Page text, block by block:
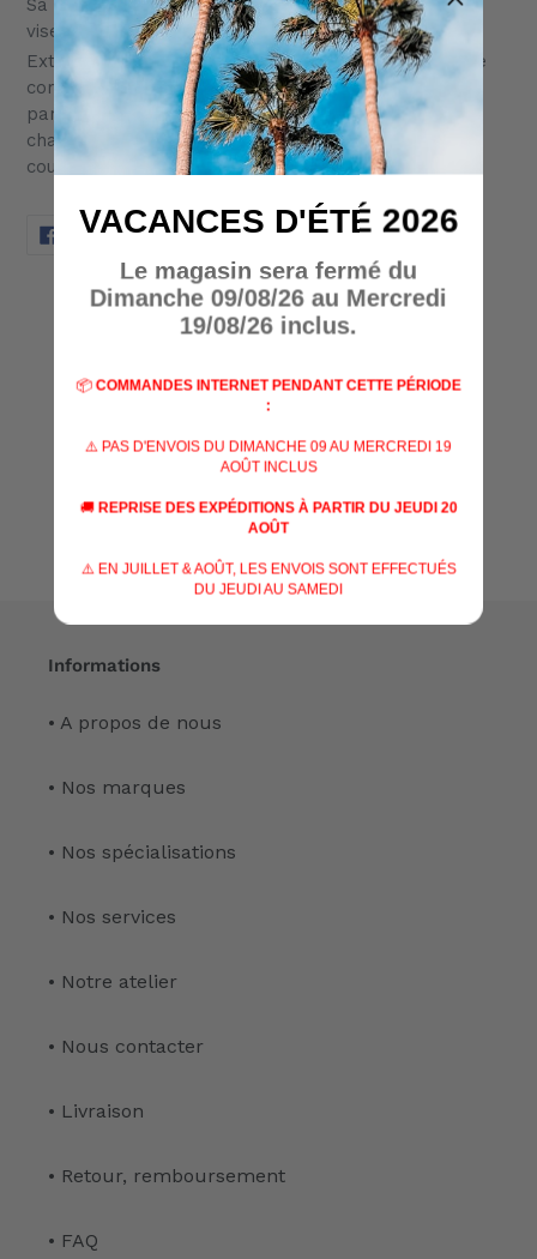
Sa compacité et sa légèreté en font également le
viseur idéal pour une arme de poing !
Extrêmement simple d'utilisation, son bouton unique
commande l'allumage ou l'extinction du point rouge
par une longue pression de 3 secondes ainsi que le
changement d'intensité lumineuse par une série de
courtes pressions.
PARTAGERPARTAGER
FACEBOOK
TWEETERTWEETER
TWITTER
ÉPINGLERÉPINGLER
AVIS CLIENTS
Soyez le premier à écrire un avis
Écrire un avis
Informations
• A propos de nous
• Nos marques
• Nos spécialisations
• Nos services
• Notre atelier
• Nous contacter
• Livraison
• Retour, remboursement
• FAQ
VACANCES D'ÉTÉ 2026
Le magasin sera fermé du
Dimanche 09/08/26 au Mercredi
19/08/26 inclus.
📦 COMMANDES INTERNET PENDANT CETTE PÉRIODE
:
⚠️ PAS D'ENVOIS DU DIMANCHE 09 AU MERCREDI 19
AOÛT INCLUS
🚚 REPRISE DES EXPÉDITIONS À PARTIR DU JEUDI 20
AOÛT
⚠️ EN JUILLET & AOÛT, LES ENVOIS SONT EFFECTUÉS
DU JEUDI AU SAMEDI